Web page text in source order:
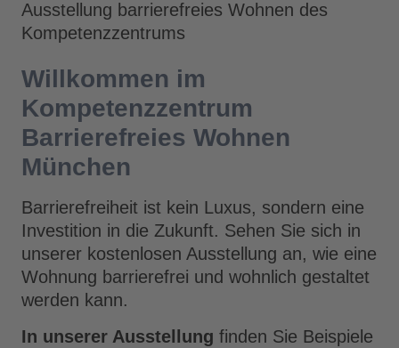
Willkommen im
Kompetenzzentrum
Barrierefreies Wohnen
München
Barrierefreiheit ist kein Luxus, sondern eine
Investition in die Zukunft. Sehen Sie sich in
unserer kostenlosen Ausstellung an, wie eine
Wohnung barrierefrei und wohnlich gestaltet
werden kann.
In unserer Ausstellung finden Sie Beispiele